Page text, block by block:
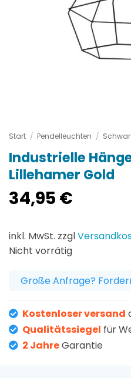
Start / Pendelleuchten /
Industrielle
Lillehamer Gold
34,95 €
inkl. MwSt. zzgl
Nicht vorrätig
Große Anfrage?
Kostenloser versand
Qualitätssiegel für
2 JahreGarantie